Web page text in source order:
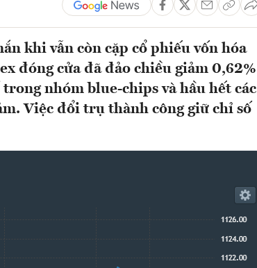
khi vẫn còn cặp cổ phiếu vốn hóa
đóng cửa đã đảo chiều giảm 0,62%
nhóm blue-chips và hầu hết các
Việc đổi trụ thành công giữ chỉ số